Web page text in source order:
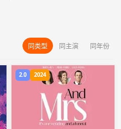
同类型 同主演 同年份
2.0 2024